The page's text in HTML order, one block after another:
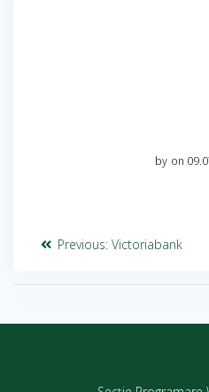
by on
Previous: Victoriabank